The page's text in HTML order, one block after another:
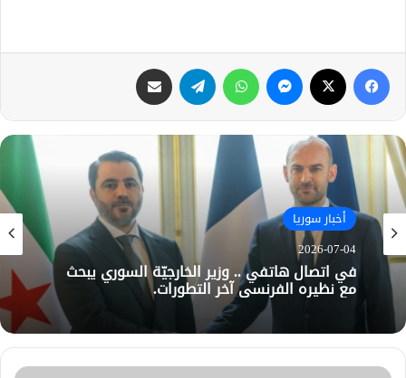
فيسبوك ماسنجر واتساب تيلقرام
أخبار سوريا
2026-07-04
في اتصال هاتفي .. وزير الخارجيّة السوري يبحث
مع نظيره الفرنسي آخر التطورات.